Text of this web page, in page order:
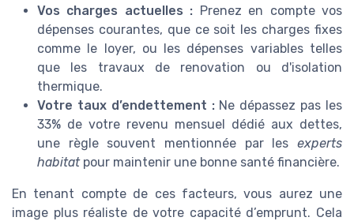
Vos charges actuelles : Prenez en compte vos
dépenses courantes, que ce soit les charges fixes
comme le loyer, ou les dépenses variables telles
que les travaux de renovation ou d'isolation
thermique.
Votre taux d’endettement :Ne dépassez pas les
33% de votre revenu mensuel dédié aux dettes,
une règle souvent mentionnée par les experts
habitatpour maintenir une bonne santé financière.
En tenant compte de ces facteurs, vous aurez une
image plus réaliste de votre capacité d’emprunt. Cela